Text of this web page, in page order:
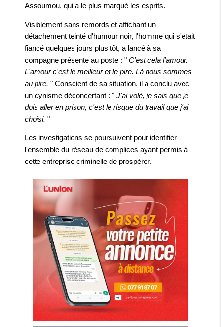
Assoumou, qui a le plus marqué les esprits.
Visiblement sans remords et affichant un
détachement teinté d'humour noir, l'homme qui s'était
fiancé quelques jours plus tôt, a lancé à sa
compagne présente au poste : " C'est cela l'amour.
L'amour c'est le meilleur et le pire. Là nous sommes
au pire. " Conscient de sa situation, il a conclu avec
un cynisme déconcertant : " J'ai volé, je sais que je
dois aller en prison, c'est le risque du travail que j'ai
choisi. "
Les investigations se poursuivent pour identifier
l'ensemble du réseau de complices ayant permis à
cette entreprise criminelle de prospérer.